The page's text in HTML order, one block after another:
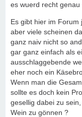
es wuerd recht genau
Es gibt hier im Forum
aber viele scheinen
ganz naiv nicht so
gar ganz einfach als
ausschlaggebende
eher noch ein
Wenn man die
sollte es doch kein
gesellig dabei zu
Wein zu gönnen ?